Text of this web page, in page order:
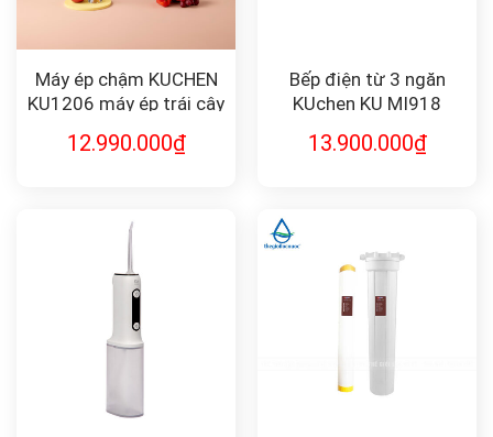
Máy ép chậm KUCHEN
KU1206 máy ép trái cây
12.990.000₫
Bếp điện từ 3 ngăn
KUchen KU MI918
13.900.000₫